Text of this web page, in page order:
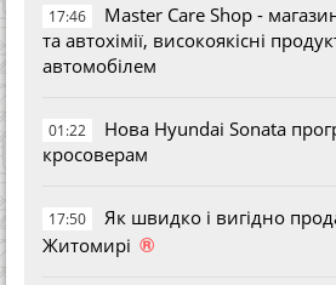
17:46
Master Care Shop -
та автохімії, високоякісні
автомобілем
01:22
Нова Hyundai Sonata
кросоверам
17:50
Як швидко і вигідно
Житомирі ®